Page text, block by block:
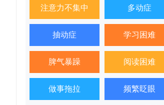
注意力不集中 多动症
抽动症 学习困难
脾气暴躁 阅读困难
做事拖拉 频繁眨眼